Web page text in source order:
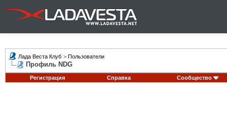
Лада Веста Клуб > Пользователи
Профиль NDG
Регистрация Справка Сообщество